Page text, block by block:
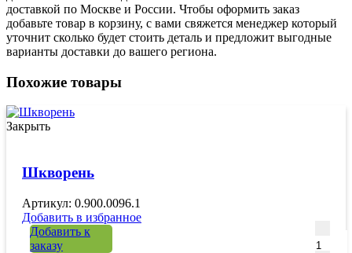
доставкой по Москве и России. Чтобы оформить заказ
добавьте товар в корзину, с вами свяжется менеджер который
уточнит сколько будет стоить деталь и предложит выгодные
варианты доставки до вашего региона.
Похожие товары
Закрыть
Шкворень
Артикул: 0.900.0096.1
Добавить в избранное
Добавить к
заказу